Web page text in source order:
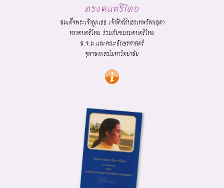
ทรงดนตรีไทย
สมเด็จพระเจ้าลูกเธอ เจ้าฟ้าสิรินธรเทพรัตนสุดา
ทรงดนตรีไทย ร่วมกับชมรมดนตรีไทย
ส.จ.ม.และคณะอักษรศาสตร์
จุฬาลงกรณ์มหาวิทยาลัย